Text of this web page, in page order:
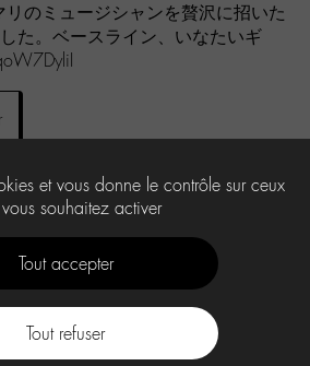
のミュージシャンを贅沢に招いた
た。ベースライン、いなたいギ
et vous donne le contrôle sur ceux
souhaitez activer
Tout accepter
Tout refuser